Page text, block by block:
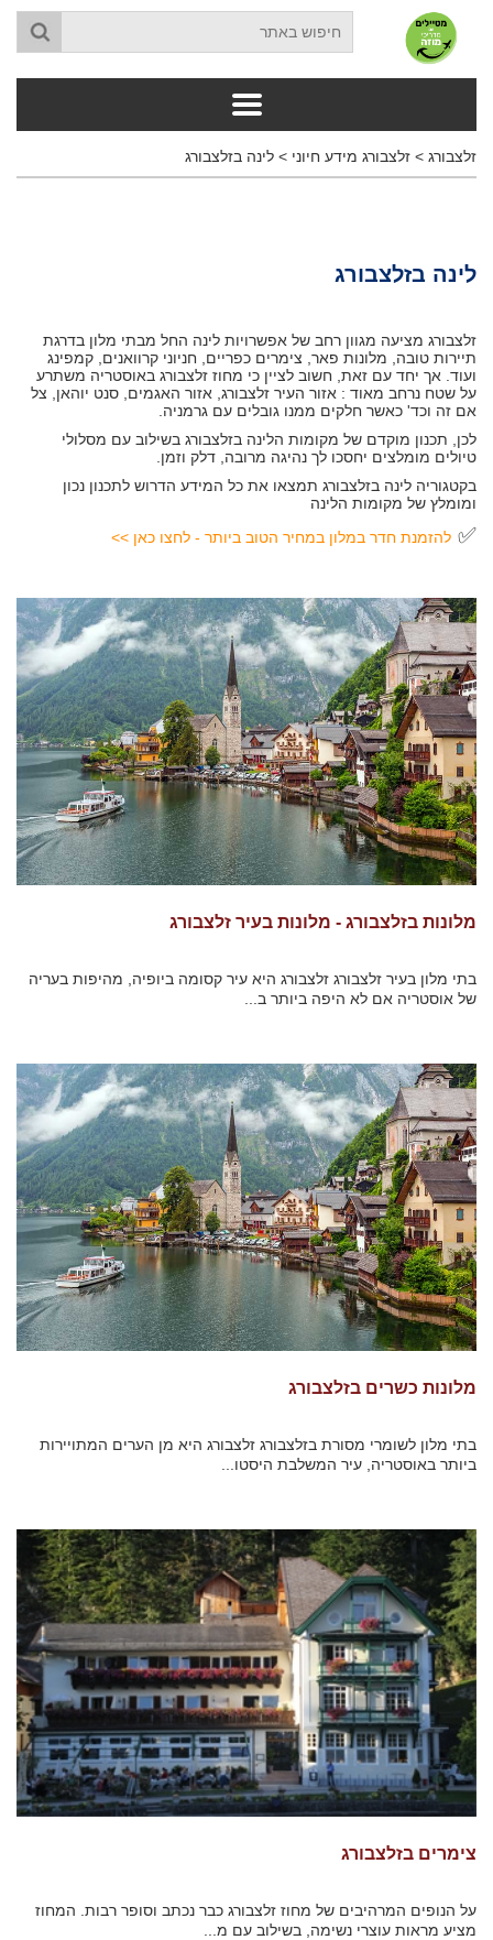
זלצבורג > זלצבורג מידע חיוני > לינה בזלצבורג
לינה בזלצבורג
זלצבורג מציעה מגוון רחב של אפשרויות לינה החל מבתי מלון בדרגת
תיירות טובה, מלונות פאר, צימרים כפריים, חניוני קרוואנים, קמפינג
ועוד. אך יחד עם זאת, חשוב לציין כי מחוז זלצבורג באוסטריה משתרע
על שטח נרחב מאוד : אזור העיר זלצבורג, אזור האגמים, סנט יוהאן, צל
אם זה וכד' כאשר חלקים ממנו גובלים עם גרמניה.
לכן, תכנון מוקדם של מקומות הלינה בזלצבורג בשילוב עם מסלולי
טיולים מומלצים יחסכו לך נהיגה מרובה, דלק וזמן.
בקטגוריה לינה בזלצבורג תמצאו את כל המידע הדרוש לתכנון נכון
ומומלץ של מקומות הלינה
✅ להזמנת חדר במלון במחיר הטוב ביותר - לחצו כאן >>
מלונות בזלצבורג - מלונות בעיר זלצבורג
בתי מלון בעיר זלצבורג זלצבורג היא עיר קסומה ביופיה, מהיפות בעריה
של אוסטריה אם לא היפה ביותר ב...
מלונות כשרים בזלצבורג
בתי מלון לשומרי מסורת בזלצבורג זלצבורג היא מן הערים המתויירות
ביותר באוסטריה, עיר המשלבת היסטו...
צימרים בזלצבורג
על הנופים המרהיבים של מחוז זלצבורג כבר נכתב וסופר רבות. המחוז
מציע מראות עוצרי נשימה, בשילוב עם מ...